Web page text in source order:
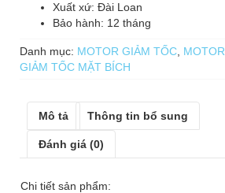
Xuất xứ: Đài Loan
Bảo hành: 12 tháng
Danh mục: MOTOR GIẢM TỐC MOTOR
GIẢM TỐC MẶT BÍCH
Mô tả Thông tin bổ sung
Đánh giá (0)
Chi tiết sản phẩm: